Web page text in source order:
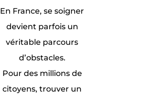
En France, se soigner
devient parfois un
véritable parcours
d’obstacles.
Pour des millions de
citoyens, trouver un